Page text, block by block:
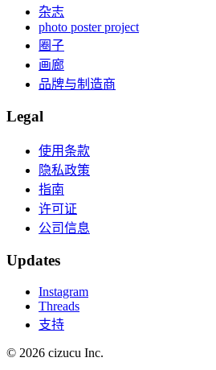
杂志
photo poster project
圈子
画廊
品牌与制造商
Legal
使用条款
隐私政策
指南
许可证
公司信息
Updates
Instagram
Threads
支持
© 2026 cizucu Inc.